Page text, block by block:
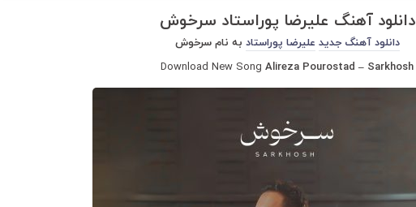
دانلود آهنگ علیرضا پوراستاد سرخوش
دانلود آهنگ جدید علیرضا پوراستاد به نام سرخوش
Download New Song Alireza Pourostad – Sarkhosh